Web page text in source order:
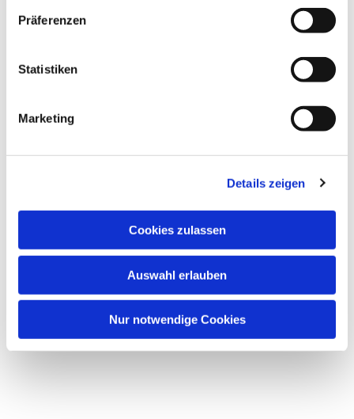
Präferenzen
Statistiken
Marketing
Details zeigen
Cookies zulassen
Auswahl erlauben
Nur notwendige Cookies
interessieren